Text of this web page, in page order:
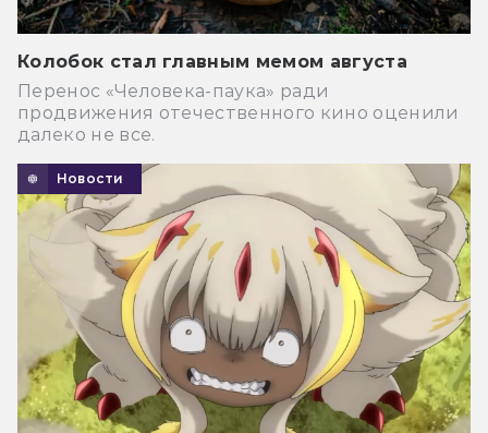
Колобок стал главным мемом августа
Перенос «Человека-паука» ради
продвижения отечественного кино оценили
далеко не все.
Новости